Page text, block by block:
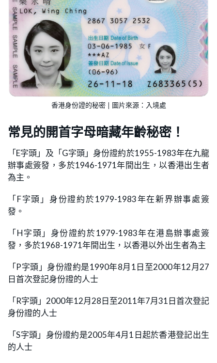
香港身份證的秘密 | 圖片來源：入境處
常見的開首字母暗藏年齡秘密！
「E字頭」及「G字頭」身份證約於1955-1983年在九龍
辦事處簽發，多於1946-1971年間出生，以香港出生者
為主。
「F字頭」身份證約於1979-1983年在新界辦事處簽
發。
「H字頭」身份證約於1979-1983年在港島辦事處簽
發，多於1968-1971年間出生，以香港以外出生者為主
「P字頭」身份證約是1990年8月1日至2000年12月27
日首次登記身份證的人士
「R字頭」2000年12月28日至2011年7月31日首次登記
身份證的人士
「S字頭」身份證約是2005年4月1日起於香港登記出生
的人士